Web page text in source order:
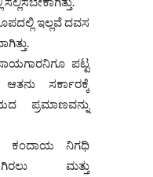
ಇಲ್ಲವೆ ದವಸ
ಪಟ್ಟ
ಆತನು ಸರ್ಕಾರಕ್ಕೆ
ಪ್ರಮಾಣವನ್ನು
ಕಂದಾಯ ನಿಗಧಿ
ಮತ್ತು